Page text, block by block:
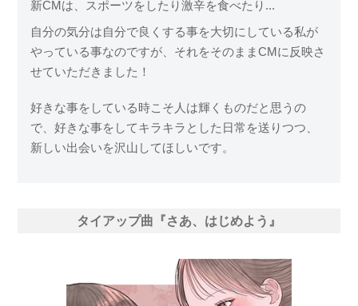
新CMは、スポーツをしたり激辛を食べたり...
自分の気分は自分で良くする事を大切にしている私が
やっている事なのですが、それをそのままCMに反映さ
せていただきました！
好きな事をしている時こそ人は輝くものだと思うの
で、好きな事をしてキラキラとした日常を送りつつ、
新しい出会いを沢山してほしいです。
タイアップ曲『さあ、はじめよう』